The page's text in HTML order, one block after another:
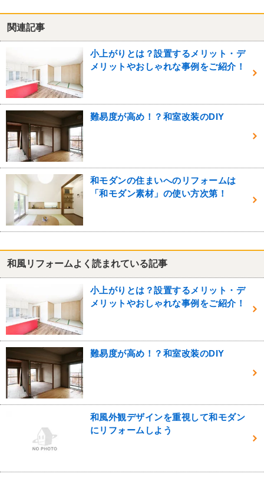
関連記事
小上がりとは？設置するメリット・デ
メリットやおしゃれな事例をご紹介！
難易度が高め！？和室改装のDIY
和モダンの住まいへのリフォームは
「和モダン素材」の使い方次第！
和風リフォームよく読まれている記事
小上がりとは？設置するメリット・デ
メリットやおしゃれな事例をご紹介！
難易度が高め！？和室改装のDIY
和風外観デザインを重視して和モダン
にリフォームしよう